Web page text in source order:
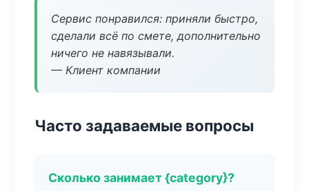
Сервис понравился: приняли быстро,
сделали всё по смете, дополнительно
ничего не навязывали.
— Клиент компании
Часто задаваемые вопросы
Сколько занимает {category}?